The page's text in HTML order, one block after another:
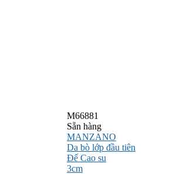
M66881
Sẵn hàng
MANZANO
Da bò lớp đầu tiên
Đế Cao su
3cm